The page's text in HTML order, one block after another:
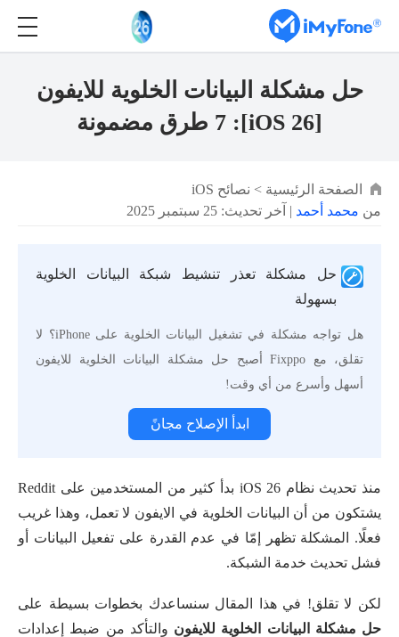
حل مشكلة البيانات الخلوية للايفون
[iOS 26]: 7 طرق مضمونة
الصفحة الرئيسية > نصائح iOS
من محمد أحمد | آخر تحديث: 25 سبتمبر 2025
حل مشكلة تعذر تنشيط شبكة البيانات الخلوية
بسهولة
هل تواجه مشكلة في تشغيل البيانات الخلوية على iPhone؟ لا
تقلق، مع Fixppo أصبح حل مشكلة البيانات الخلوية للايفون
أسهل وأسرع من أي وقت!
ابدأ الإصلاح مجانً
منذ تحديث نظام iOS 26 بدأ كثير من المستخدمين على Reddit
يشتكون من أن البيانات الخلوية في الايفون لا تعمل، وهذا غريب
فعلًا. المشكلة تظهر إمّا في عدم القدرة على تفعيل البيانات أو
فشل تحديث خدمة الشبكة.
لكن لا تقلق! في هذا المقال سنساعدك بخطوات بسيطة على
حل مشكلة البيانات الخلوية للايفون والتأكد من ضبط إعدادات